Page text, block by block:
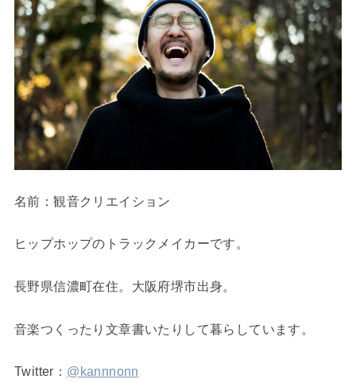
名前：観音クリエイション
ヒップホップのトラックメイカーです。
長野県信濃町在住。大阪府堺市出身。
音楽つくったり文章書いたりして暮らしています。
Twitter： @kannnonn